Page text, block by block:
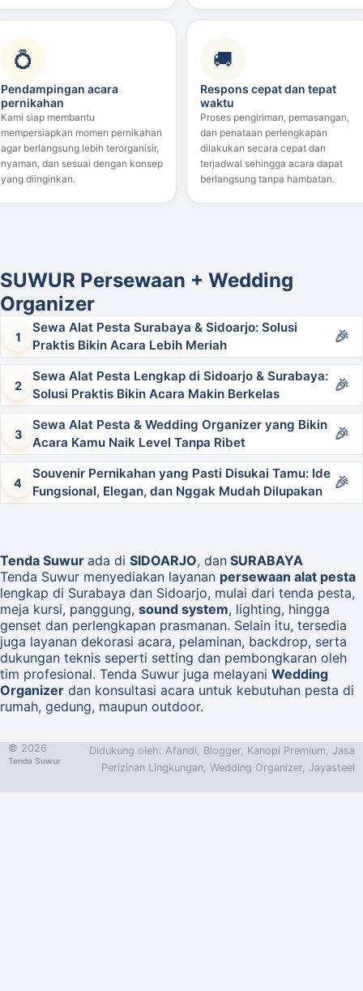
💍
Pendampingan acara
pernikahan
Kami siap membantu
mempersiapkan momen pernikahan
agar berlangsung lebih terorganisir,
nyaman, dan sesuai dengan konsep
yang diinginkan.
🚚
Respons cepat dan tepat
waktu
Proses pengiriman, pemasangan,
dan penataan perlengkapan
dilakukan secara cepat dan
terjadwal sehingga acara dapat
berlangsung tanpa hambatan.
SUWUR Persewaan + Wedding
Organizer
Sewa Alat Pesta Surabaya & Sidoarjo: Solusi
Praktis Bikin Acara Lebih Meriah
Sewa Alat Pesta Lengkap di Sidoarjo & Surabaya:
Solusi Praktis Bikin Acara Makin Berkelas
Sewa Alat Pesta & Wedding Organizer yang Bikin
Acara Kamu Naik Level Tanpa Ribet
Souvenir Pernikahan yang Pasti Disukai Tamu: Ide
Fungsional, Elegan, dan Nggak Mudah Dilupakan
Tenda Suwur ada di SIDOARJO, dan SURABAYA
Tenda Suwur menyediakan layanan persewaan alat pesta
lengkap di Surabaya dan Sidoarjo, mulai dari tenda pesta,
meja kursi, panggung, sound system, lighting, hingga
genset dan perlengkapan prasmanan. Selain itu, tersedia
juga layanan dekorasi acara, pelaminan, backdrop, serta
dukungan teknis seperti setting dan pembongkaran oleh
tim profesional. Tenda Suwur juga melayani Wedding
Organizer dan konsultasi acara untuk kebutuhan pesta di
rumah, gedung, maupun outdoor.
© 2026
Tenda Suwur
Didukung oleh: Afandi, Blogger, Kanopi Premium, Jasa
Perizinan Lingkungan, Wedding Organizer, Jayasteel